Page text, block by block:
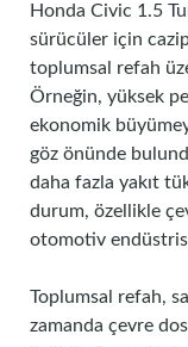
Honda Civic 1.5
sürücüler için
toplumsal refah
Örneğin, yüksek
ekonomik
göz önünde
daha fazla yakıt
durum, özellikle
otomotiv
Toplumsal refah,
zamanda çevre